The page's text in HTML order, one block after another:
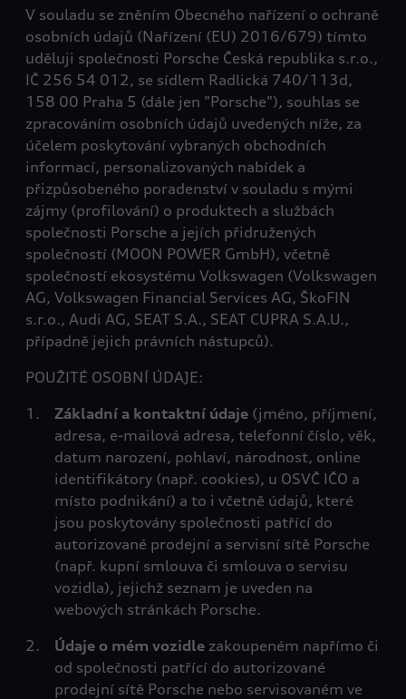
V souladu se zněním Obecného nařízení o ochraně
osobních údajů (Nařízení (EU) 2016/679) tímto
uděluji společnosti Porsche Česká republika s.r.o.,
IČ 256 54 012, se sídlem Radlická 740/113d,
158 00 Praha 5 (dále jen "Porsche"), souhlas se
zpracováním osobních údajů uvedených níže, za
účelem poskytování vybraných obchodních
informací, personalizovaných nabídek a
přizpůsobeného poradenství v souladu s mými
zájmy (profilování) o produktech a službách
společnosti Porsche a jejích přidružených
společností (MOON POWER GmbH), včetně
společností ekosystému Volkswagen (Volkswagen
AG, Volkswagen Financial Services AG, ŠkoFIN
s.r.o., Audi AG, SEAT S.A., SEAT CUPRA S.A.U.,
případně jejich právních nástupců).
POUŽITÉ OSOBNÍ ÚDAJE:
Základní a kontaktní údaje (jméno, příjmení,
adresa, e-mailová adresa, telefonní číslo, věk,
datum narození, pohlaví, národnost, online
identifikátory (např. cookies), u OSVČ IČO a
místo podnikání) a to i včetně údajů, které
jsou poskytovány společnosti patřící do
autorizované prodejní a servisní sítě Porsche
(např. kupní smlouva či smlouva o servisu
vozidla), jejichž seznam je uveden na
webových stránkách Porsche.
Údaje o mém vozidle zakoupeném napřímo či
od společnosti patřící do autorizované
prodejní sítě Porsche nebo servisovaném ve